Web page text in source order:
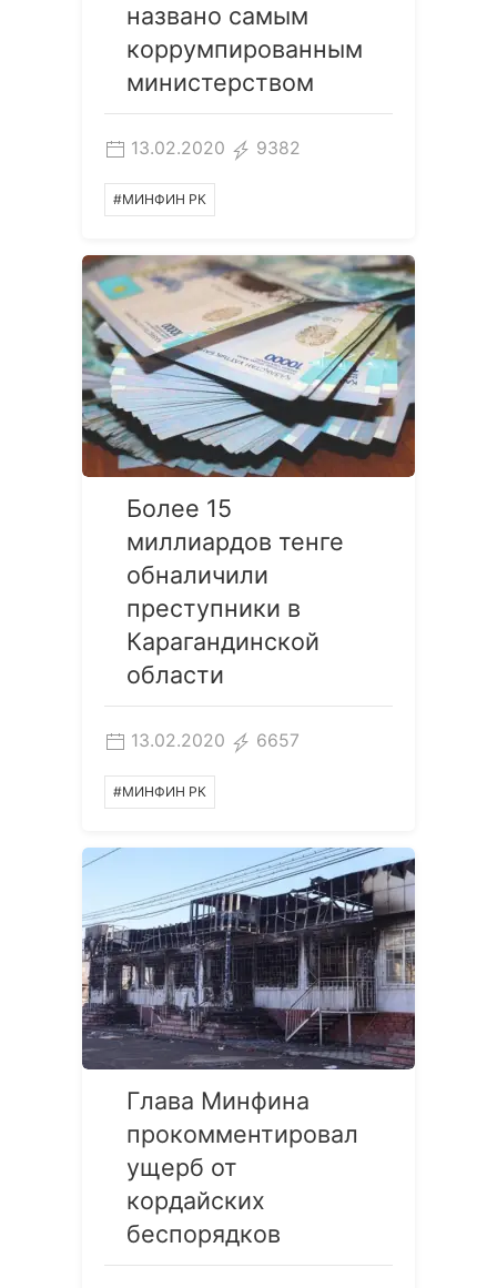
названо самым
коррумпированным
министерством
13.02.2020 9382
#МИНФИН РК
Более 15
миллиардов тенге
обналичили
преступники в
Карагандинской
области
13.02.2020 6657
#МИНФИН РК
Глава Минфина
прокомментировал
ущерб от
кордайских
беспорядков